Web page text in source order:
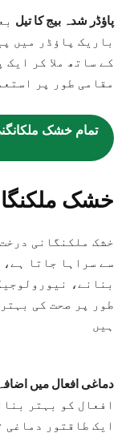
پاؤڈر شدہ بیج کا تیل
باریک پاؤڈر میں
کے ساتھ ملا کر
مقامی طور پر
تمام خشک
خشک
خشک ملکنگانی
سے سراہا جاتا
بنانے،
طور پر صحت کی
ہیں
دماغی افعال میں اضافہ
افعال کو بہتر
ایک طاقتور دماغی